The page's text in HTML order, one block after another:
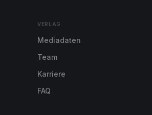
VERLAG
Mediadaten
Team
Karriere
FAQ